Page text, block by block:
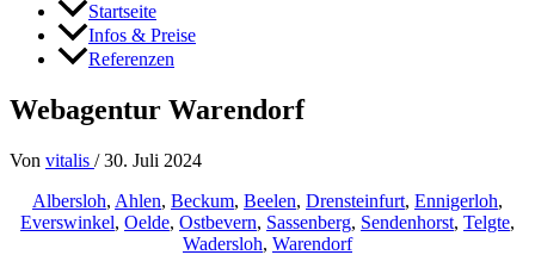
Startseite
Infos & Preise
Referenzen
Webagentur Warendorf
Von vitalis /30. Juli 2024
Albersloh, Ahlen, Beckum, Beelen, Drensteinfurt, Ennigerloh,
Everswinkel, Oelde, Ostbevern, Sassenberg, Sendenhorst, Telgte,
Wadersloh, Warendorf